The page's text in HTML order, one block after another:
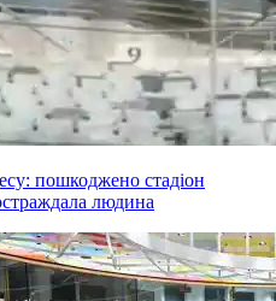
пошкоджено стадіон
людина